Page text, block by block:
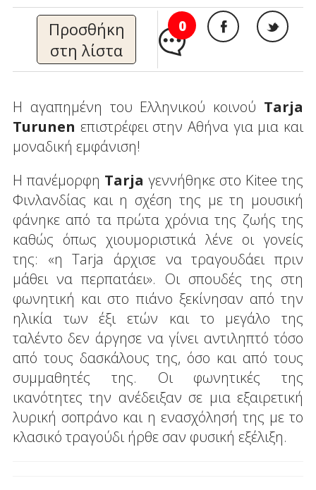
Προσθήκη
στη λίστα
0
Η αγαπημένη του Ελληνικού κοινού Tarja
Turunen επιστρέφει στην Αθήνα για μια και
μοναδική εμφάνιση!
Η πανέμορφη Tarja γεννήθηκε στο Kitee της
Φινλανδίας και η σχέση της με τη μουσική
φάνηκε από τα πρώτα χρόνια της ζωής της
καθώς όπως χιουμοριστικά λένε οι γονείς
της: «η Tarja άρχισε να τραγουδάει πριν
μάθει να περπατάει». Οι σπουδές της στη
φωνητική και στο πιάνο ξεκίνησαν από την
ηλικία των έξι ετών και το μεγάλο της
ταλέντο δεν άργησε να γίνει αντιληπτό τόσο
από τους δασκάλους της, όσο και από τους
συμμαθητές της. Οι φωνητικές της
ικανότητες την ανέδειξαν σε μια εξαιρετική
λυρική σοπράνο και η ενασχόλησή της με το
κλασικό τραγούδι ήρθε σαν φυσική εξέλιξη.